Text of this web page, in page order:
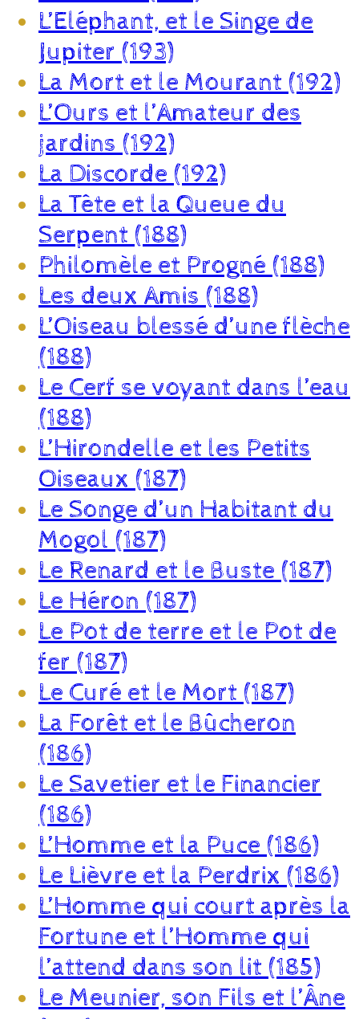
L’Eléphant, et le Singe de
Jupiter (193)
La Mort et le Mourant (192)
L’Ours et l’Amateur des
jardins (192)
La Discorde (192)
La Tête et la Queue du
Serpent (188)
Philomèle et Progné (188)
Les deux Amis (188)
L’Oiseau blessé d’une flèche
(188)
Le Cerf se voyant dans l’eau
(188)
L’Hirondelle et les Petits
Oiseaux (187)
Le Songe d’un Habitant du
Mogol (187)
Le Renard et le Buste (187)
Le Héron (187)
Le Pot de terre et le Pot de
fer (187)
Le Curé et le Mort (187)
La Forêt et le Bûcheron
(186)
Le Savetier et le Financier
(186)
L’Homme et la Puce (186)
Le Lièvre et la Perdrix (186)
L’Homme qui court après la
Fortune et l’Homme qui
l’attend dans son lit (185)
Le Meunier, son Fils et l’Âne